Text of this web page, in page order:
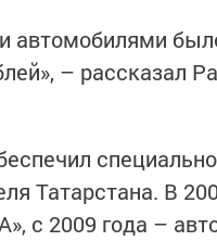
автомобилями
– рассказал
специально
Татарстана. В
с 2009 года –